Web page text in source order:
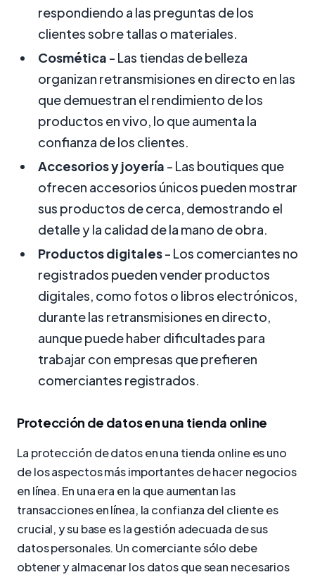
respondiendo a las preguntas de los
clientes sobre tallas o materiales.
Cosmética - Las tiendas de belleza
organizan retransmisiones en directo en las
que demuestran el rendimiento de los
productos en vivo, lo que aumenta la
confianza de los clientes.
Accesorios y joyería - Las boutiques que
ofrecen accesorios únicos pueden mostrar
sus productos de cerca, demostrando el
detalle y la calidad de la mano de obra.
Productos digitales- Los comerciantes no
registrados pueden vender productos
digitales, como fotos o libros electrónicos,
durante las retransmisiones en directo,
aunque puede haber dificultades para
trabajar con empresas que prefieren
comerciantes registrados.
Protección de datos en una tienda online
La protección de datos en una tienda online es uno
de los aspectos más importantes de hacer negocios
en línea. En una era en la que aumentan las
transacciones en línea, la confianza del cliente es
crucial, y su base es la gestión adecuada de sus
datos personales. Un comerciante sólo debe
obtener y almacenar los datos que sean necesarios